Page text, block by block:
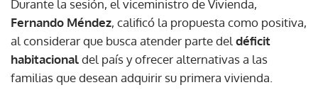
Durante la sesión, el viceministro de Vivienda,
Fernando Méndez, calificó la propuesta como positiva,
al considerar que busca atender parte del déficit
habitacionaldel país y ofrecer alternativas a las
familias que desean adquirir su primera vivienda.